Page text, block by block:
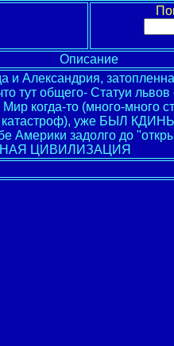
Описание
и Александрия,
тут общего- Статуи
Мир когда-то (много-много
катастроф), уже БЫЛ
Америки задолго до
ЦИВИЛИЗАЦИЯ